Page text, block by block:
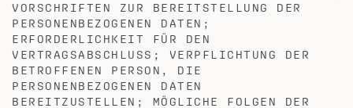
VORSCHRIFTEN ZUR BEREITSTELLUNG DER
PERSONENBEZOGENEN DATEN;
ERFORDERLICHKEIT FÜR DEN
VERTRAGSABSCHLUSS; VERPFLICHTUNG DER
BETROFFENEN PERSON, DIE
PERSONENBEZOGENEN DATEN
BEREITZUSTELLEN; MÖGLICHE FOLGEN DER